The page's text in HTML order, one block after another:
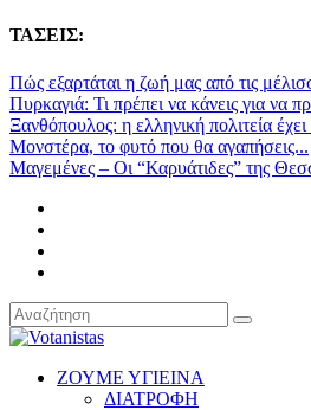
ΤΑΣΕΙΣ:
Πώς εξαρτάται η ζωή μας από τις
Πυρκαγιά: Τι πρέπει να κάνεις για να
Ξανθόπουλος: η ελληνική πολιτεία
Μονστέρα, το φυτό που θα αγαπήσεις...
Μαγεμένες – Οι “Καρυάτιδες” της
ΖΟΥΜΕ ΥΓΙΕΙΝΑ
ΔΙΑΤΡΟΦΗ